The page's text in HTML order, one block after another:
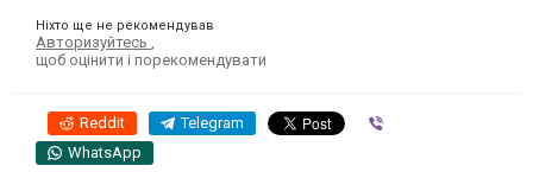
Ніхто ще не рекомендував
Авторизуйтесь
щоб оцінити і порекомендувати
Reddit Telegram
WhatsApp